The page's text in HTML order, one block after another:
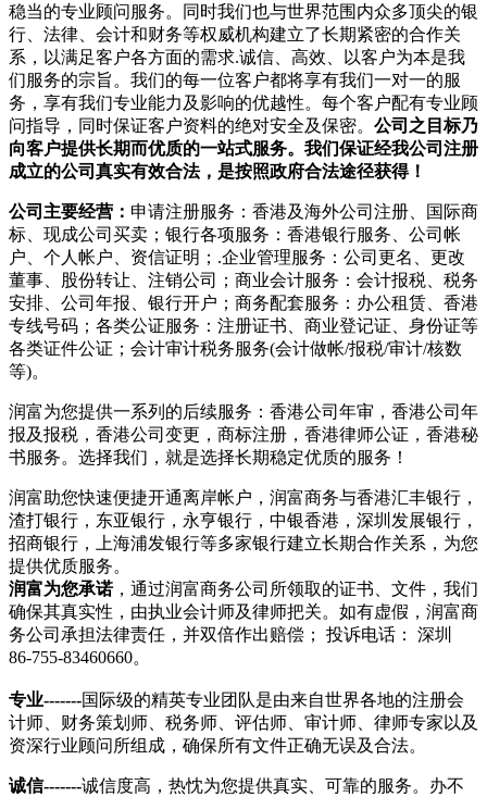
稳当的专业顾问服务。同时我们也与世界范围内众多顶尖的银
行、法律、会计和财务等权威机构建立了长期紧密的合作关
系，以满足客户各方面的需求.诚信、高效、以客户为本是我
们服务的宗旨。我们的每一位客户都将享有我们一对一的服
务，享有我们专业能力及影响的优越性。每个客户配有专业顾
问指导，同时保证客户资料的绝对安全及保密。 公司之目标乃
向客户提供长期而优质的一站式服务。我们保证经我公司注册
成立的公司真实有效合法，是按照政府合法途径获得！
公司主要经营： 申请注册服务：香港及海外公司注册、国际商
标、现成公司买卖；银行各项服务：香港银行服务、公司帐
户、个人帐户、资信证明；.企业管理服务：公司更名、更改
董事、股份转让、注销公司；商业会计服务：会计报税、税务
安排、公司年报、银行开户；商务配套服务：办公租赁、香港
专线号码；各类公证服务：注册证书、商业登记证、身份证等
各类证件公证；会计审计税务服务(会计做帐/报税/审计/核数
等)。
润富为您提供一系列的后续服务：香港公司年审，香港公司年
报及报税，香港公司变更，商标注册，香港律师公证，香港秘
书服务。选择我们，就是选择长期稳定优质的服务！
润富助您快速便捷开通离岸帐户，润富商务与香港汇丰银行，
渣打银行，东亚银行，永亨银行，中银香港，深圳发展银行，
招商银行，上海浦发银行等多家银行建立长期合作关系，为您
提供优质服务。
润富为您承诺，通过润富商务公司所领取的证书、文件，我们
确保其真实性，由执业会计师及律师把关。如有虚假，润富商
务公司承担法律责任，并双倍作出赔偿； 投诉电话： 深圳
86-755-83460660。
专业-------国际级的精英专业团队是由来自世界各地的注册会
计师、财务策划师、税务师、评估师、审计师、律师专家以及
资深行业顾问所组成，确保所有文件正确无误及合法。
诚信-------诚信度高，热忱为您提供真实、可靠的服务。办不